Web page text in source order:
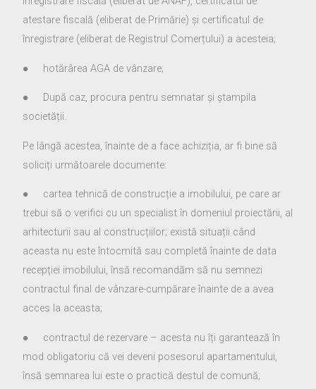
atestare fiscală (eliberat de Primărie) și certificatul de
înregistrare (eliberat de Registrul Comerțului) a acesteia;
● hotărârea AGA de vânzare;
● După caz, procura pentru semnatar și ștampila
societății.
Pe lângă acestea, înainte de a face achiziția, ar fi bine să
soliciți următoarele documente:
● cartea tehnică de construcție a imobilului, pe care ar
trebui să o verifici cu un specialist în domeniul proiectării, al
arhitecturii sau al construcțiilor; există situații când
aceasta nu este întocmită sau completă înainte de data
recepției imobilului, însă recomandăm să nu semnezi
contractul final de vânzare-cumpărare înainte de a avea
acces la aceasta;
● contractul de rezervare – acesta nu îți garantează în
mod obligatoriu că vei deveni posesorul apartamentului,
însă semnarea lui este o practică destul de comună;